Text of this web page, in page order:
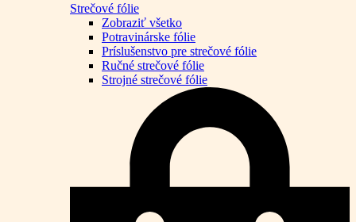
Strečové fólie
Zobraziť všetko
Potravinárske fólie
Príslušenstvo pre strečové fólie
Ručné strečové fólie
Strojné strečové fólie